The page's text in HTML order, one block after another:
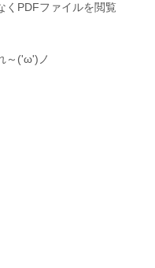
くPDFファイルを閲覧
～('ω')ノ